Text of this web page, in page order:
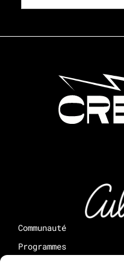
Communauté
Programmes